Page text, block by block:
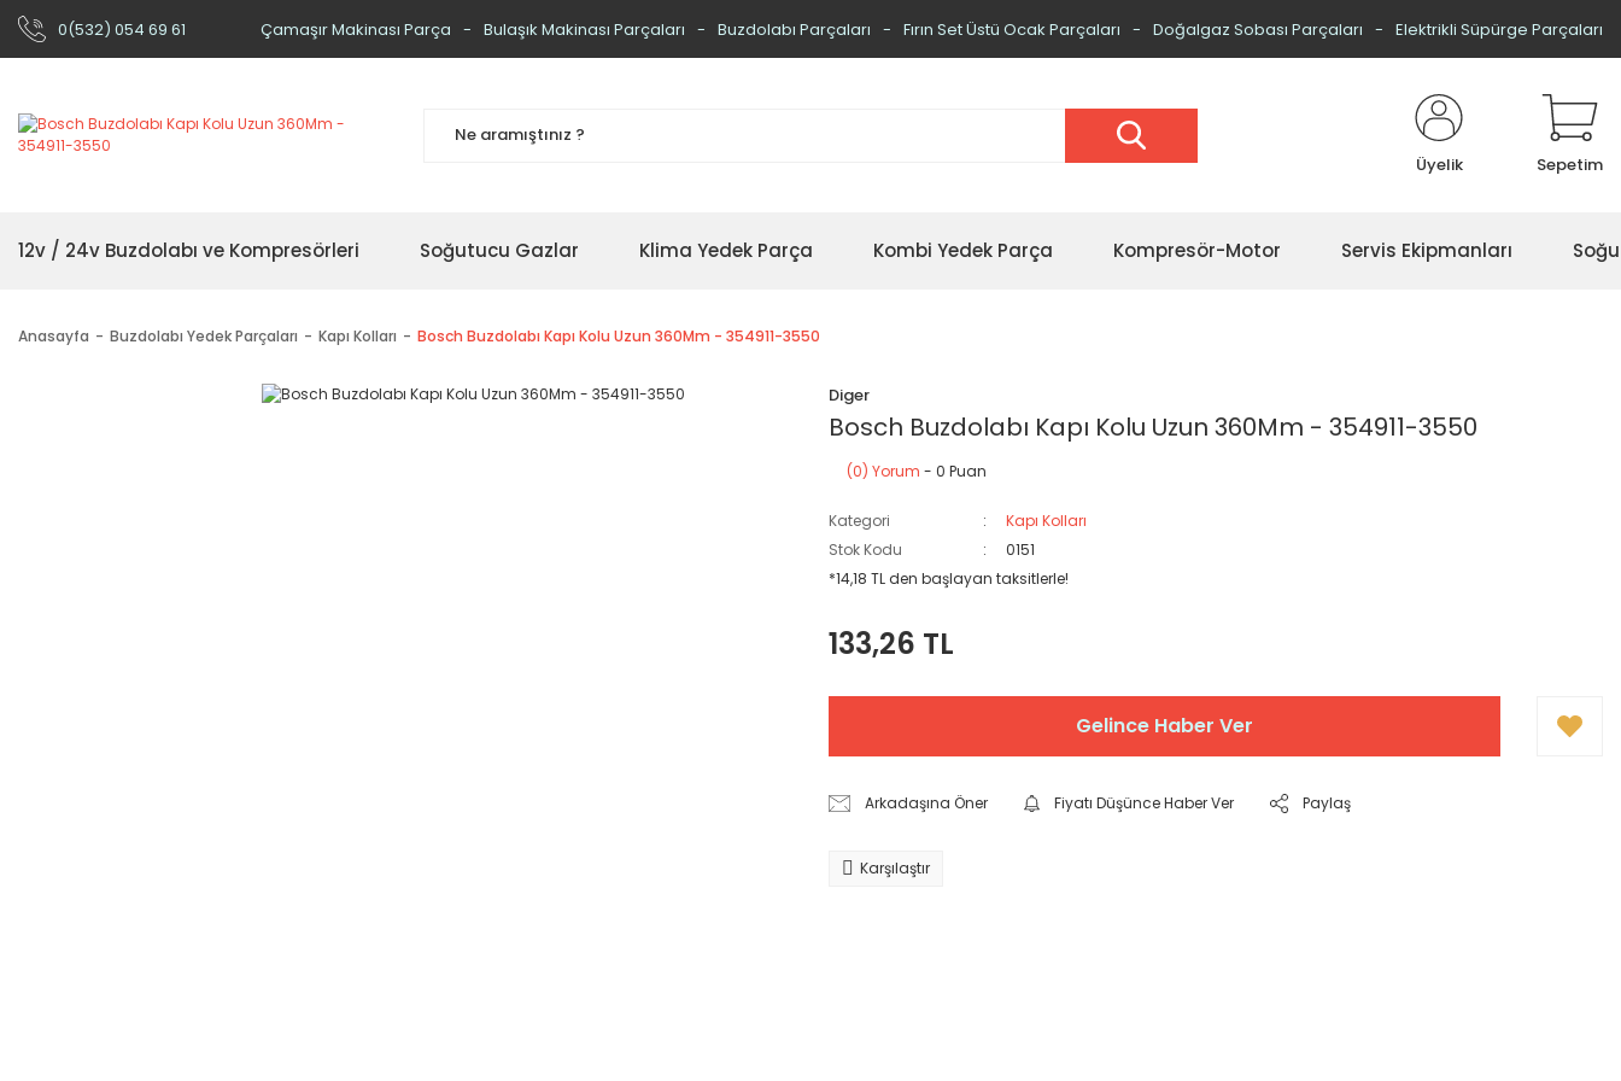
0(532) 054 69 61 Çamaşır Makinası Parça Bulaşık Makinası Parçaları Buzdolabı Parçaları Fırın Set Üstü Ocak Parçaları Doğalgaz Sobası Parçaları Elektrikli Süpürge Parçaları
Üyelik Sepetim
12v / 24v Buzdolabı ve Kompresörleri Soğutucu Gazlar Klima Yedek Parça Kombi Yedek Parça Kompresör-Motor Servis Ekipmanları
Anasayfa Buzdolabı Yedek Parçaları Kapı Kolları Bosch Buzdolabı Kapı Kolu Uzun 360Mm - 354911-3550
Diger
Bosch Buzdolabı Kapı Kolu Uzun 360Mm - 354911-3550
(0) Yorum - 0 Puan
Kategori
Kapı Kolları
Stok Kodu
0151
*14,18 TL den başlayan taksitlerle!
133,26 TL
Gelince Haber Ver
Arkadaşına Öner Fiyatı Düşünce Haber Ver Paylaş
Karşılaştır